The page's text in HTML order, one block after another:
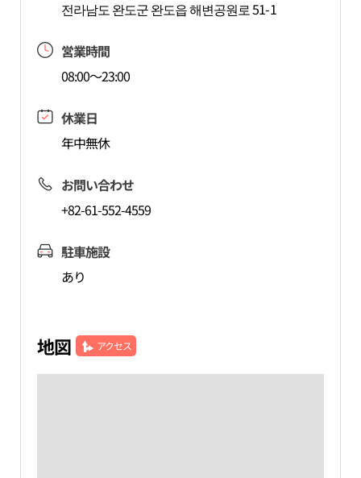
전라남도 완도군 완도읍 해변공원로 51-1
営業時間
08:00～23:00
休業日
年中無休
お問い合わせ
+82-61-552-4559
駐車施設
あり
地図 アクセス